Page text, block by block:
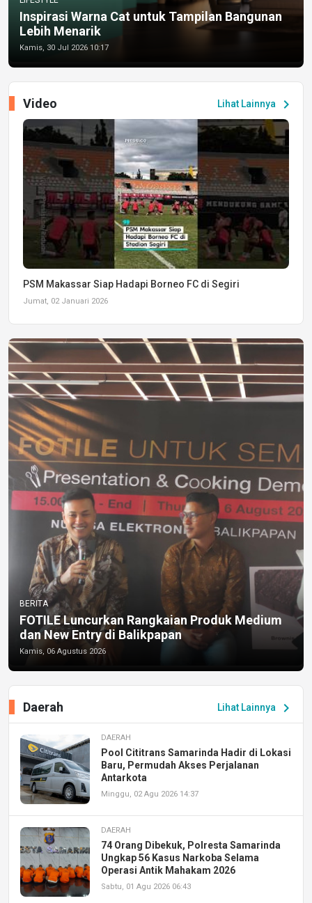
Inspirasi Warna Cat untuk Tampilan Bangunan
Lebih Menarik
Kamis, 30 Jul 2026 10:17
Lihat Lainnya chevron_right
Video
PSM Makassar Siap Hadapi Borneo FC di Segiri
Jumat, 02 Januari 2026
BERITA
FOTILE Luncurkan Rangkaian Produk Medium
dan New Entry di Balikpapan
Kamis, 06 Agustus 2026
Lihat Lainnya chevron_right
Daerah
DAERAH
Pool Cititrans Samarinda Hadir di Lokasi
Baru, Permudah Akses Perjalanan
Antarkota
Minggu, 02 Agu 2026 14:37
DAERAH
74 Orang Dibekuk, Polresta Samarinda
Ungkap 56 Kasus Narkoba Selama
Operasi Antik Mahakam 2026
Sabtu, 01 Agu 2026 06:43